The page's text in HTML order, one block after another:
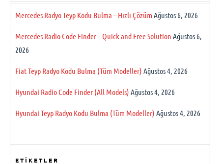
Mercedes Radyo Teyp Kodu Bulma – Hızlı Çözüm Ağustos 6, 2026
Mercedes Radio Code Finder – Quick and Free Solution Ağustos 6,
2026
Fiat Teyp Radyo Kodu Bulma (Tüm Modeller) Ağustos 4, 2026
Hyundai Radio Code Finder (All Models) Ağustos 4, 2026
Hyundai Teyp Radyo Kodu Bulma (Tüm Modeller) Ağustos 4, 2026
ETİKETLER